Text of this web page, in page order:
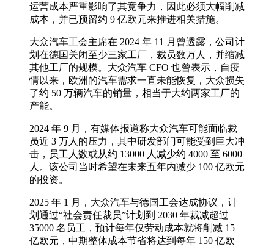
运营成本严重影响了其竞争力，因此必须大幅削减
成本，并已预留约 9 亿欧元来推进相关措施。
大众汽车工会主席在 2024 年 11 月曾透露，公司计
划在德国关闭至少三家工厂，裁员数万人，并缩减
其他工厂的规模。大众汽车 CFO 也曾表示，自疫
情以来，欧洲的汽车需求一直未能恢复，大众损失
了约 50 万辆汽车的销量，相当于大约两家工厂的
产能。
2024 年 9 月，有媒体报道称大众汽车可能面临裁
员近 3 万人的压力，其中研发部门可能受到巨大冲
击，员工人数或从约 13000 人减少约 4000 至 6000
人。该公司当时希望在未来五年内减少 100 亿欧元
的投资。
2025 年 1 月，大众汽车与德国工会达成协议，计
划通过“社会责任裁员”计划到 2030 年裁减超过
35000 名员工，预计每年仅劳动成本就将削减 15
亿欧元，中期整体成本节省将达到每年 150 亿欧